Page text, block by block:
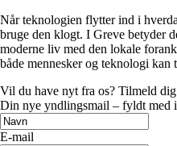
Når teknologien flytter ind i
bruge den klogt. I Greve betyder
moderne liv med den lokale
både mennesker og teknologi kan
Vil du have nyt fra os? Tilmeld
Din nye yndlingsmail – fyldt med
E-mail